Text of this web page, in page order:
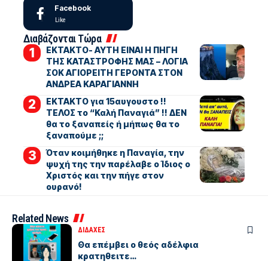
Facebook
Like
Διαβάζονται Τώρα
ΕΚΤΑΚΤΟ- ΑΥΤΗ ΕΙΝΑΙ Η ΠΗΓΗ
ΤΗΣ ΚΑΤΑΣΤΡΟΦΗΣ ΜΑΣ – ΛΟΓΙΑ
ΣΟΚ ΑΓΙΟΡΕΙΤΗ ΓΕΡΟΝΤΑ ΣΤΟΝ
ΑΝΔΡΕΑ ΚΑΡΑΓΙΑΝΝΗ
ΕΚΤΑΚΤΟ για 15αυγουστο !!
ΤΕΛΟΣ το “Καλή Παναγιά” !! ΔΕΝ
θα το ξαναπείς ή μήπως θα το
ξαναπούμε ;;
Όταν κοιμήθηκε η Παναγία, την
ψυχή της την παρέλαβε ο Ίδιος ο
Χριστός και την πήγε στον
ουρανό!
Related News
ΔΙΔΑΧΕΣ
Θα επέμβει ο θεός αδέλφια
κρατηθειτε…